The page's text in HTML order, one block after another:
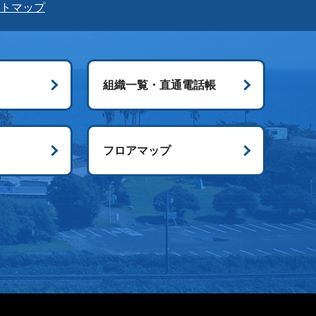
マップ
組織一覧・直通電話帳
フロアマップ